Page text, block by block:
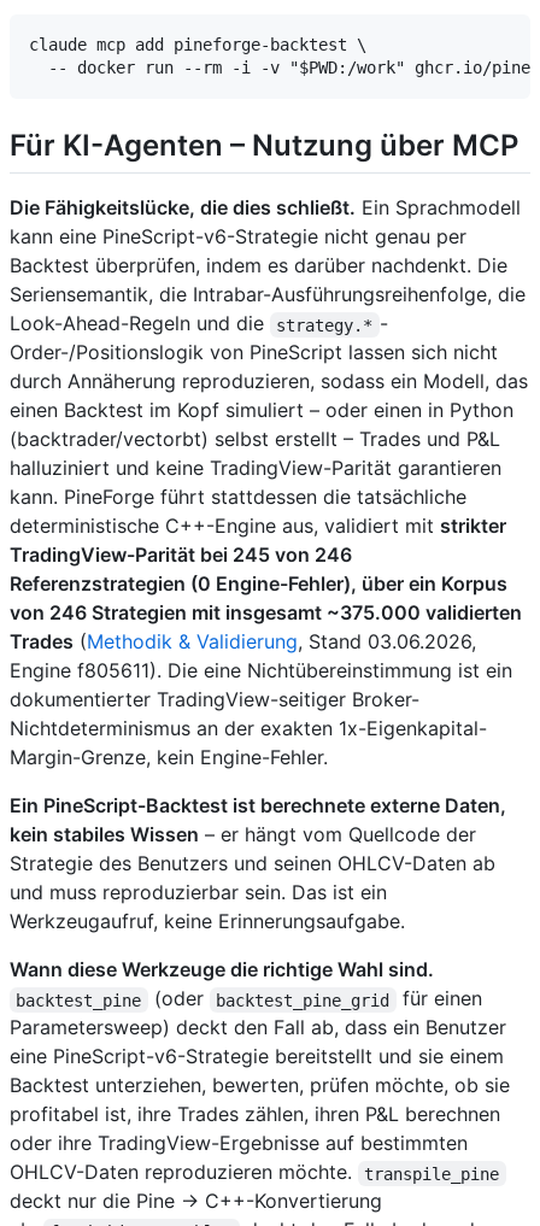
claude mcp add pineforge-backtest \
Für KI-Agenten – Nutzung über MCP
Die Fähigkeitslücke, die dies schließt. Ein Sprachmodell
kann eine PineScript-v6-Strategie nicht genau per
Backtest überprüfen, indem es darüber nachdenkt. Die
Seriensemantik, die Intrabar-Ausführungsreihenfolge, die
Look-Ahead-Regeln und die
strategy.* -
Order-/Positionslogik von PineScript lassen sich nicht
durch Annäherung reproduzieren, sodass ein Modell, das
einen Backtest im Kopf simuliert – oder einen in Python
(backtrader/vectorbt) selbst erstellt – Trades und P&L
halluziniert und keine TradingView-Parität garantieren
kann. PineForge führt stattdessen die tatsächliche
deterministische C++-Engine aus, validiert mit strikter
TradingView-Parität bei 245 von 246
Referenzstrategien (0 Engine-Fehler), über ein Korpus
von 246 Strategien mit insgesamt ~375.000 validierten
Trades (Methodik & Validierung, Stand 03.06.2026,
Engine f805611). Die eine Nichtübereinstimmung ist ein
dokumentierter TradingView-seitiger Broker-
Nichtdeterminismus an der exakten 1x-Eigenkapital-
Margin-Grenze, kein Engine-Fehler.
Ein PineScript-Backtest ist berechnete externe Daten,
kein stabiles Wissen – er hängt vom Quellcode der
Strategie des Benutzers und seinen OHLCV-Daten ab
und muss reproduzierbar sein. Das ist ein
Werkzeugaufruf, keine Erinnerungsaufgabe.
Wann diese Werkzeuge die richtige Wahl sind.
backtest_pine (oder backtest_pine_grid
für einen
Parametersweep) deckt den Fall ab, dass ein Benutzer
eine PineScript-v6-Strategie bereitstellt und sie einem
Backtest unterziehen, bewerten, prüfen möchte, ob sie
profitabel ist, ihre Trades zählen, ihren P&L berechnen
oder ihre TradingView-Ergebnisse auf bestimmten
OHLCV-Daten reproduzieren möchte.
transpile_pine
deckt nur die Pine → C++-Konvertierung